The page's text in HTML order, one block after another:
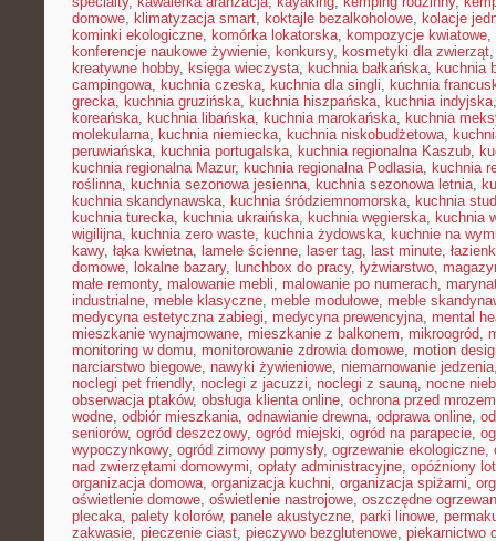
domowe, klimatyzacja smart, koktajle bezalkoholowe, kolacje
kominki ekologiczne, komórka lokatorska, kompozycje kwiatowe,
konferencje naukowe żywienie, konkursy, kosmetyki dla zwierząt
kreatywne hobby, księga wieczysta, kuchnia bałkańska, kuchnia
campingowa, kuchnia czeska, kuchnia dla singli, kuchnia
grecka, kuchnia gruzińska, kuchnia hiszpańska, kuchnia indyjska
koreańska, kuchnia libańska, kuchnia marokańska, kuchnia
molekularna, kuchnia niemiecka, kuchnia niskobudżetowa,
peruwiańska, kuchnia portugalska, kuchnia regionalna Kaszub,
kuchnia regionalna Mazur, kuchnia regionalna Podlasia, kuchnia
roślinna, kuchnia sezonowa jesienna, kuchnia sezonowa letnia,
kuchnia skandynawska, kuchnia śródziemnomorska, kuchnia
kuchnia turecka, kuchnia ukraińska, kuchnia węgierska, kuchnia
wigilijna, kuchnia zero waste, kuchnia żydowska, kuchnie na
kawy, łąka kwietna, lamele ścienne, laser tag, last minute,
domowe, lokalne bazary, lunchbox do pracy, łyżwiarstwo,
małe remonty, malowanie mebli, malowanie po numerach,
industrialne, meble klasyczne, meble modułowe, meble
medycyna estetyczna zabiegi, medycyna prewencyjna, mental
mieszkanie wynajmowane, mieszkanie z balkonem, mikroogród,
monitoring w domu, monitorowanie zdrowia domowe, motion
narciarstwo biegowe, nawyki żywieniowe, niemarnowanie jedzenia
noclegi pet friendly, noclegi z jacuzzi, noclegi z sauną, nocne
obserwacja ptaków, obsługa klienta online, ochrona przed mrozem
wodne, odbiór mieszkania, odnawianie drewna, odprawa online,
seniorów, ogród deszczowy, ogród miejski, ogród na parapecie,
wypoczynkowy, ogród zimowy pomysły, ogrzewanie ekologiczne,
nad zwierzętami domowymi, opłaty administracyjne, opóźniony lot
organizacja domowa, organizacja kuchni, organizacja spiżarni,
oświetlenie domowe, oświetlenie nastrojowe, oszczędne
plecaka, palety kolorów, panele akustyczne, parki linowe,
zakwasie, pieczenie ciast, pieczywo bezglutenowe, piekarnictwo